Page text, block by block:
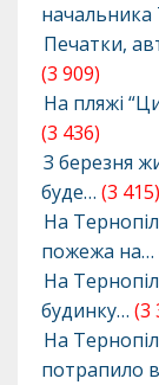
Печатки,
(3 909)
На пляжі
(3 436)
З березня
буде… (3 415)
На
пожежа на…
На
будинку… (3
На
потрапило